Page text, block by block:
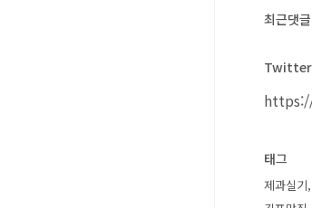
최근댓글
Twitter
태그
제과실기